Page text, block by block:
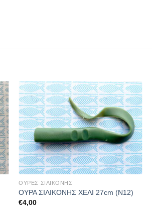
ΟΥΡΕΣ ΣΙΛΙΚΟΝΗΣ
ΟΥΡΑ ΣΙΛΙΚΟΝΗΣ ΧΕΛΙ 27cm (Ν12)
€4,00